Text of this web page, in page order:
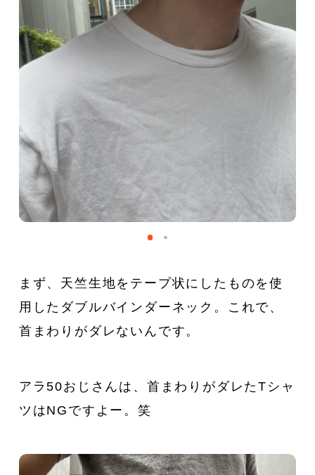
まず、天竺生地をテープ状にしたものを使
用したダブルバインダーネック。これで、
首まわりがダレないんです。
アラ50おじさんは、首まわりがダレたTシャ
ツはNGですよー。笑